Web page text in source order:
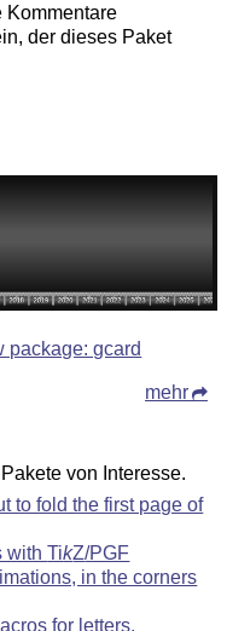
Kommentare
der dieses Paket
package: gcard
mehr
von Interesse.
to fold the first page of
withTikZ/PGF
in the corners
for letters,